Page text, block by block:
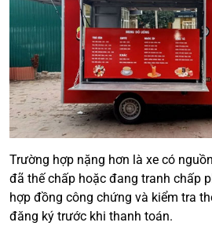
Trường hợp nặng hơn là xe có
đã thế chấp hoặc đang tranh chấp
hợp đồng công chứng và kiểm tra
đăng ký trước khi thanh toán.